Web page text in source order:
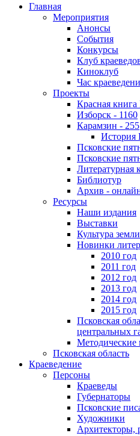
Главная
Мероприятия
Анонсы
События
Конкурсы
Клуб
Киноклуб
Час
Проекты
Красная книга
Изборск - 1160
Карамзин - 255
История
Псковские
Псковские
Литературная
Библиотур
Архив -
Ресурсы
Наши издания
Выставки
Культура
Новинки
2010 год
2011 год
2012 год
2013 год
2014 год
2015 год
Псковская
центральных
Методические
Псковская область
Краеведение
Персоны
Краеведы
Губернаторы
Псковские
Художники
Архитекторы,